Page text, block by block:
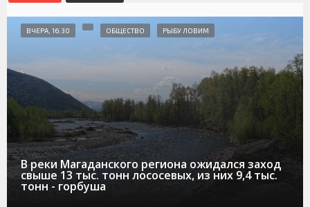
В реки Магаданского региона ожидался заход
свыше 13 тыс. тонн лососевых, из них 9,4 тыс.
тонн - горбуша
ВЧЕРА, 16:30 ОБЩЕСТВО РЫБУ ЛОВИМ